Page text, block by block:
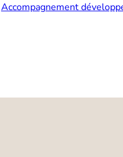
Accompagnement